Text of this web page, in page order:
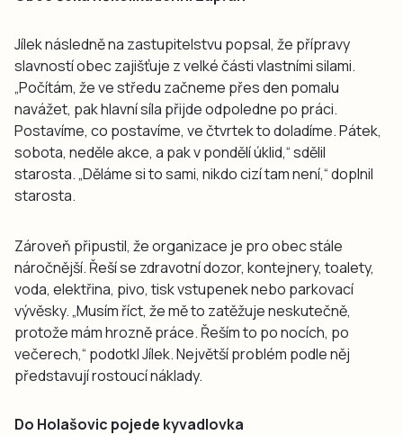
Jílek následně na zastupitelstvu popsal, že přípravy
slavností obec zajišťuje z velké části vlastními silami.
„Počítám, že ve středu začneme přes den pomalu
navážet, pak hlavní síla přijde odpoledne po práci.
Postavíme, co postavíme, ve čtvrtek to doladíme. Pátek,
sobota, neděle akce, a pak v pondělí úklid,“ sdělil
starosta. „Děláme si to sami, nikdo cizí tam není,“ doplnil
starosta.
Zároveň připustil, že organizace je pro obec stále
náročnější. Řeší se zdravotní dozor, kontejnery, toalety,
voda, elektřina, pivo, tisk vstupenek nebo parkovací
vývěsky. „Musím říct, že mě to zatěžuje neskutečně,
protože mám hrozně práce. Řeším to po nocích, po
večerech,“ podotkl Jílek. Největší problém podle něj
představují rostoucí náklady.
Do Holašovic pojede kyvadlovka